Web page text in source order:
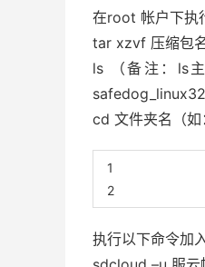
在root 帐户下执
tar xzvf 压缩包
ls （备注：ls
cd 文件夹名（
1
2
执行以下命令加